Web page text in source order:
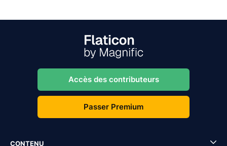
Accès des contributeurs
Passer Premium
CONTENU